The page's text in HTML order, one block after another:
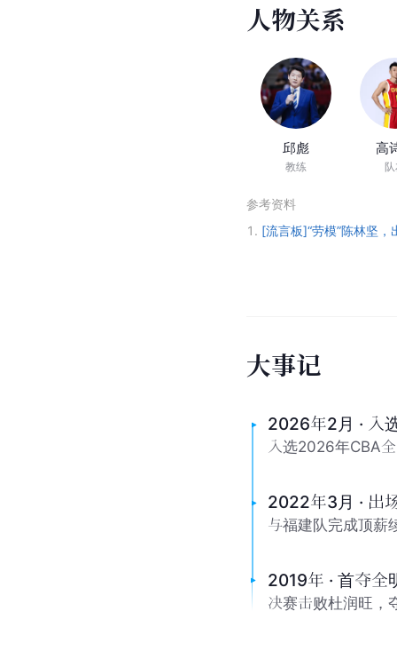
人物关系
邱彪
教练
高
参考资料
1. [流言板]“劳模”陈林坚
大事记
2026年2月 · 入
入选2026年CBA
2022年3月 · 出
与福建队完成顶薪
2019年 · 首夺全
决赛击败杜润旺，